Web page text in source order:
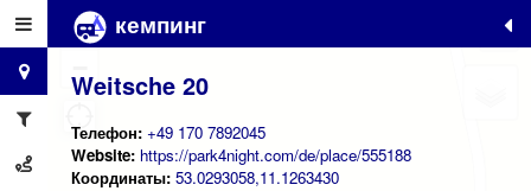
кемпинг
Weitsche 20
Телефон: +49 170 7892045
Website: https://park4night.com/de/place/555188
Координаты: 53.0293058,11.1263430
+